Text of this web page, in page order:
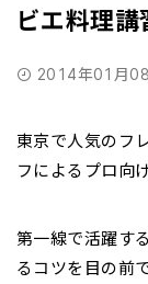
ビエ料理講
2014年01月
東京で人気のフ
フによるプロ向
第一線で活躍す
るコツを目の前